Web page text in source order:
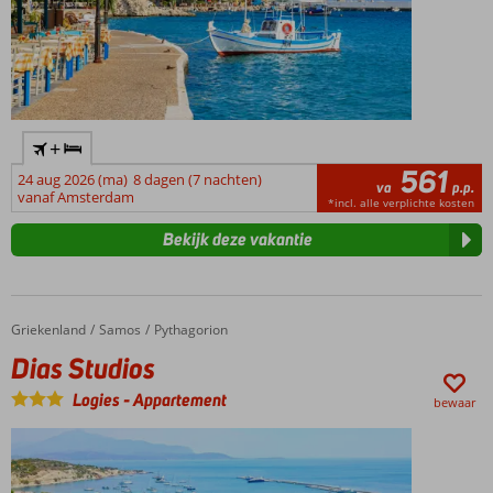
+
24 aug 2026 (ma) 8 dagen (7 nachten)
vanaf Amsterdam
va 561 p.p.
*incl. alle verplichte kosten
Bekijk deze vakantie
Home
Griekenland Samos Pythagorion
Dias Studios
Dias Studios
Logies-Appartement bewaar